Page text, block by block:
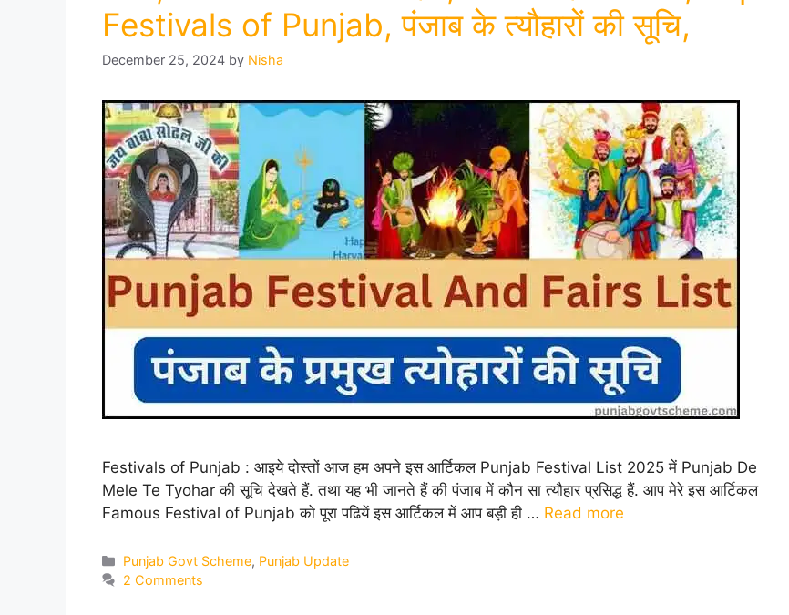
Festivals of Punjab, पंजाब के त्यौहारों की सूचि,
December 25, 2024 by Nisha
Festivals of Punjab : आइये दोस्तों आज हम अपने इस आर्टिकल Punjab Festival List 2025 में Punjab De
Mele Te Tyohar की सूचि देखते हैं. तथा यह भी जानते हैं की पंजाब में कौन सा त्यौहार प्रसिद्ध हैं. आप मेरे इस आर्टिकल
Famous Festival of Punjab को पूरा पढियें इस आर्टिकल में आप बड़ी ही … Read more
Categories
Punjab Govt Scheme, Punjab Update
2 Comments